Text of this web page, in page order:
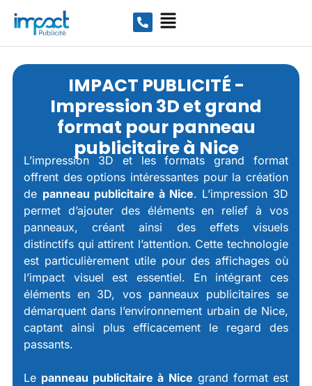
IMPACT PUBLICITÉ -
Impression 3D et grand
format pour panneau
publicitaire à Nice
L’impression 3D et les formats grand format
offrent des options intéressantes pour la création
de panneau publicitaire à Nice. L’impression 3D
permet d’ajouter des éléments en relief à vos
panneaux, créant ainsi des effets visuels
distinctifs qui attirent l’attention. Cette technologie
est particulièrement utile pour des affichages où
l’impact visuel est essentiel. En intégrant ces
éléments en 3D, vos panneaux publicitaires se
démarquent dans l’environnement urbain de Nice,
captant ainsi plus efficacement le regard des
passants.
Le panneau publicitaire à Nice grand format est